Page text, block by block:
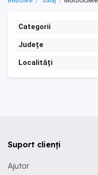
Categorii
Județe
Localități
Suport clienți
Ajutor